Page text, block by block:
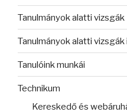
Tanulmányok alatti vizsgák
Tanulmányok alatti
Tanulóink munkái
Technikum
Kereskedő és